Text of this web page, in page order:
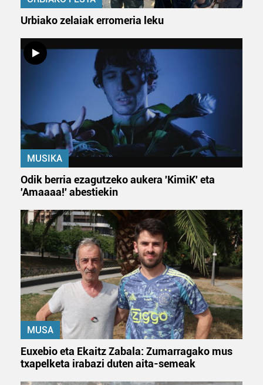
Urbiako zelaiak erromeria leku
MUSIKA
Odik berria ezagutzeko aukera 'KimiK' eta
'Amaaaa!' abestiekin
MUSA
Euxebio eta Ekaitz Zabala: Zumarragako mus
txapelketa irabazi duten aita-semeak